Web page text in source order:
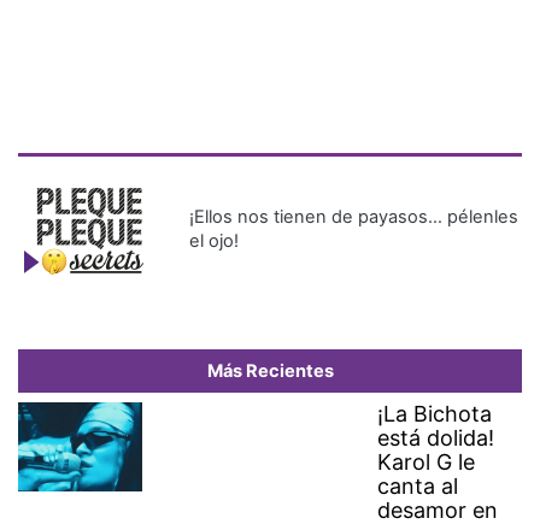
¡Ellos nos tienen de payasos… pélenles
el ojo!
Más Recientes
¡La Bichota
está dolida!
Karol G le
canta al
desamor en